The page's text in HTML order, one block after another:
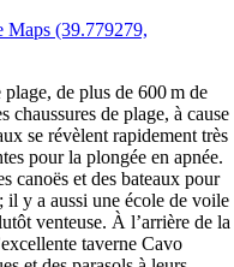
Maps (39.779279,
de plus de 600 m de
de plage, à cause
se révèlent rapidement très
pour la plongée en apnée.
canoës et des bateaux pour
il y a aussi une école de voile
venteuse. À l’arrière de la
taverne Cavo